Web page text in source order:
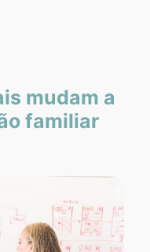
mudam a
familiar